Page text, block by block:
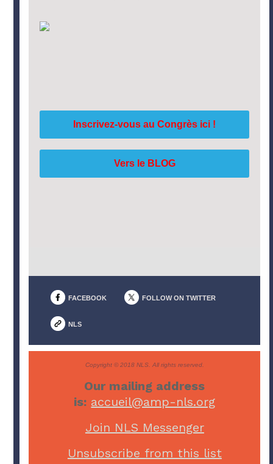
Inscrivez-vous au Congrès ici !
Vers le BLOG
FACEBOOK FOLLOW ON TWITTER
NLS
Copyright © 2018 NLS. All rights reserved.
Our mailing address
is: accueil@amp-nls.org
Join NLS Messenger
Unsubscribe from this list